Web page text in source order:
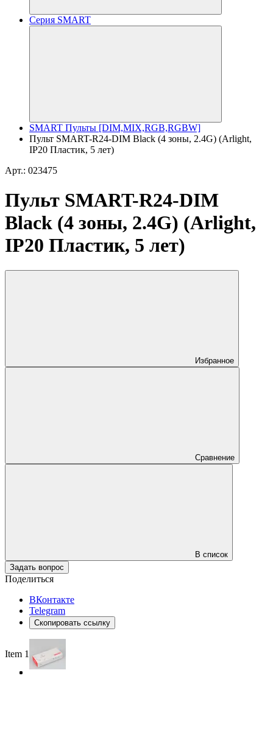
Серия SMART
SMART Пульты [DIM,MIX,RGB,RGBW]
Пульт SMART-R24-DIM Black (4 зоны, 2.4G) (Arlight,
IP20 Пластик, 5 лет)
Арт.: 023475
Пульт SMART-R24-DIM
Black (4 зоны, 2.4G) (Arlight,
IP20 Пластик, 5 лет)
Избранное
Сравнение
В список
Задать вопрос
Поделиться
ВКонтакте
Telegram
Скопировать ссылку
Item 1 of 3